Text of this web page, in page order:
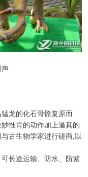
声
龙的化石骨骼复原而
惟肖的动作加上逼真的
古生物学家进行磋商, 以
长途运输、防水、防紫